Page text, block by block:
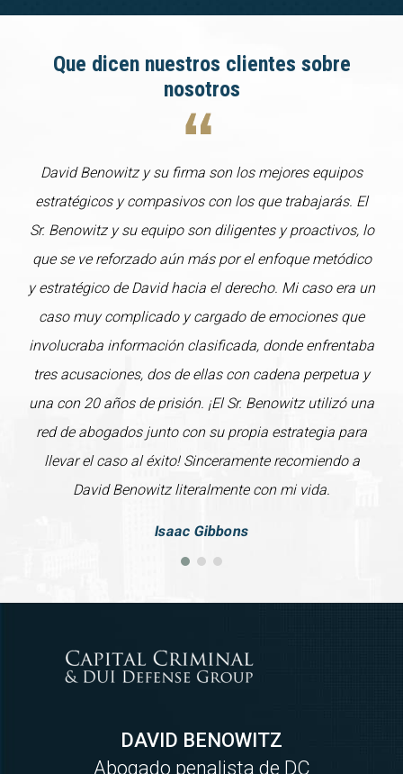
Que dicen nuestros clientes sobre
nosotros
David Benowitz y su firma son los mejores equipos
estratégicos y compasivos con los que trabajarás. El
Sr. Benowitz y su equipo son diligentes y proactivos, lo
que se ve reforzado aún más por el enfoque metódico
y estratégico de David hacia el derecho. Mi caso era un
caso muy complicado y cargado de emociones que
involucraba información clasificada, donde enfrentaba
tres acusaciones, dos de ellas con cadena perpetua y
una con 20 años de prisión. ¡El Sr. Benowitz utilizó una
red de abogados junto con su propia estrategia para
llevar el caso al éxito! Sinceramente recomiendo a
David Benowitz literalmente con mi vida.
Isaac Gibbons
DAVID BENOWITZ
Abogado penalista de DC